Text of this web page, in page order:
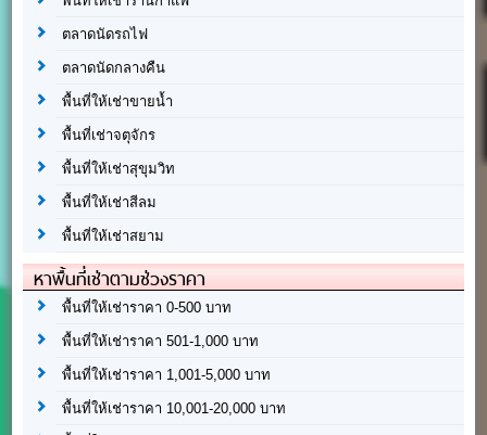
ตลาดนัดรถไฟ
ตลาดนัดกลางคืน
พื้นที่ให้เช่าขายน้ำ
พื้นที่เช่าจตุจักร
พื้นที่ให้เช่าสุขุมวิท
พื้นที่ให้เช่าสีลม
พื้นที่ให้เช่าสยาม
หาพื้นที่เช่าตามช่วงราคา
พื้นที่ให้เช่าราคา 0-500 บาท
พื้นที่ให้เช่าราคา 501-1,000 บาท
พื้นที่ให้เช่าราคา 1,001-5,000 บาท
พื้นที่ให้เช่าราคา 10,001-20,000 บาท